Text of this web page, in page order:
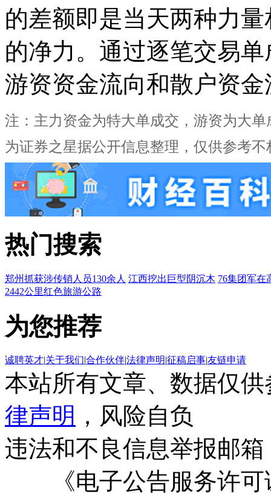
的差额即是当天两种力
的净力。通过逐笔交易
游资资金流向和散户资金
注：主力资金为特大单成交，游资为大
为证券之星据公开信息整理，仅供参考
热门搜索
郑州抓获涉传销人员130余人 江西挖出巨型阴沉木 76集团军在
2442公里红色旅游公路
为您推荐
诚聘英才|关于我们|合作伙伴|法律声明|征稿启事|友链申请
本站所有文章、数据仅
律声明 ，风险自负
违法和不良信息举报邮箱
《电子公告服务许可